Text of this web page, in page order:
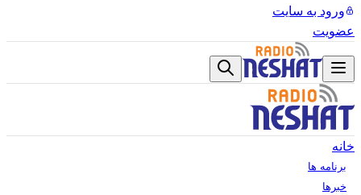
ورود به سایت
عضویت
خانه
برنامه ها
خبرها